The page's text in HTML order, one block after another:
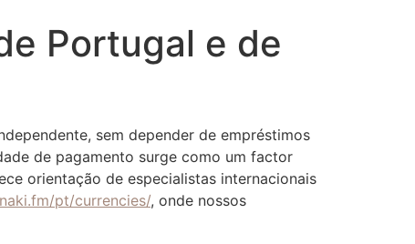
Portugal e de
sem depender de empréstimos
de pagamento surge como um factor
orientação de especialistas internacionais
pt/currencies/, onde nossos